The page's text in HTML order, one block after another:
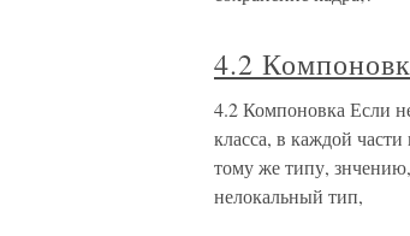
4.2
4.2 Компоновка Если
класса, в каждой
тому же типу,
нелокальный тип,